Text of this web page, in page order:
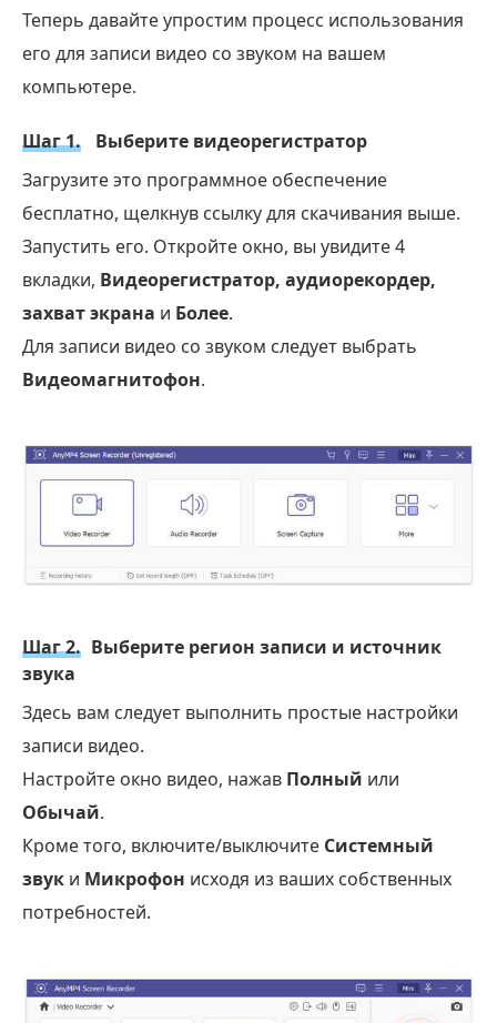
Теперь давайте упростим процесс использования
его для записи видео со звуком на вашем
компьютере.
Шаг 1.
Выберите видеорегистратор
Загрузите это программное обеспечение
бесплатно, щелкнув ссылку для скачивания выше.
Запустить его. Откройте окно, вы увидите 4
вкладки, Видеорегистратор, аудиорекордер,
захват экрана и Более.
Для записи видео со звуком следует выбрать
Видеомагнитофон.
Шаг 2. Выберите регион записи и источник
звука
Здесь вам следует выполнить простые настройки
записи видео.
Настройте окно видео, нажав Полный или
Обычай.
Кроме того, включите/выключите Системный
звук и Микрофон исходя из ваших собственных
потребностей.